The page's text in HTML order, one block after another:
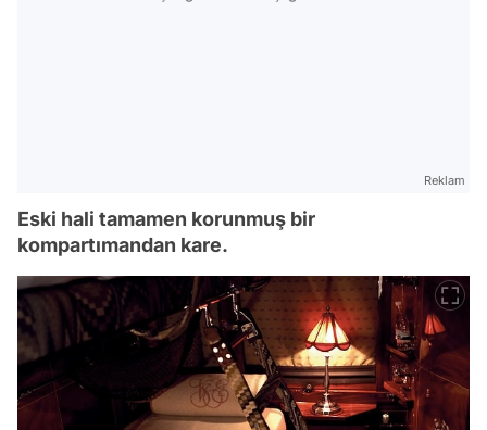
Reklam
Eski hali tamamen korunmuş bir
kompartımandan kare.